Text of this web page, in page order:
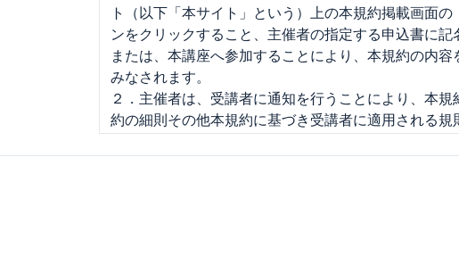
ト（以下「本サイト」という）上の本規約掲載画面
ンをクリックすること、主催者の指定する申込書に記
または、本講座へ参加することにより、本規約の内容
みなされます。
２．主催者は、受講者に通知を行うことにより、本規
約の細則その他本規約に基づき受講者に適用される規